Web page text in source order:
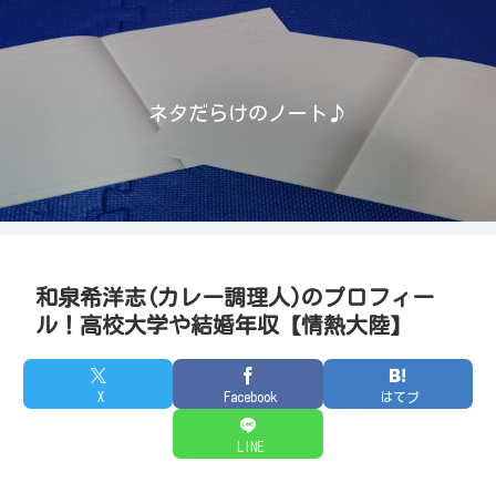
ネタだらけのノート♪
和泉希洋志(カレー調理人)のプロフィー
ル！高校大学や結婚年収【情熱大陸】
X Facebook はてブ
LINE